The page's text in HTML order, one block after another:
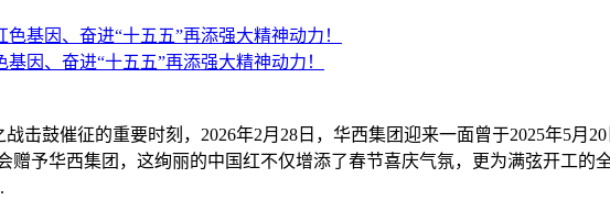
因、奋进“十五五”再添强大精神动力！
击鼓催征的重要时刻，2026年2月28日，华西集团迎来一面曾于2025年5月
赠予华西集团，这绚丽的中国红不仅增添了春节喜庆气氛，更为满弦开工的